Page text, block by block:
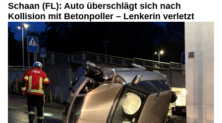
Schaan (FL): Auto überschlägt sich nach
Kollision mit Betonpoller – Lenkerin verletzt